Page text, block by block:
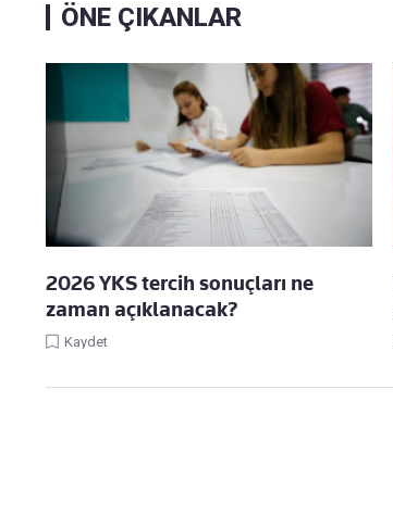
ÖNE ÇIKANLAR
2026 YKS tercih sonuçları ne
zaman açıklanacak?
Kaydet